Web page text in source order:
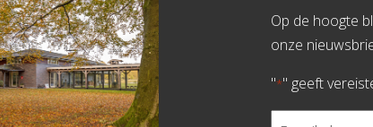
Op de hoogte
onze
"*" geeft